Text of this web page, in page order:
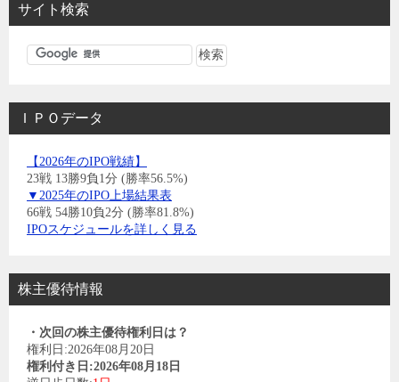
サイト検索
ＩＰＯデータ
【2026年のIPO戦績】
23戦 13勝9負1分 (勝率56.5%)
▼2025年のIPO上場結果表
66戦 54勝10負2分 (勝率81.8%)
IPOスケジュールを詳しく見る
株主優待情報
・次回の株主優待権利日は？
権利日:2026年08月20日
権利付き日:2026年08月18日